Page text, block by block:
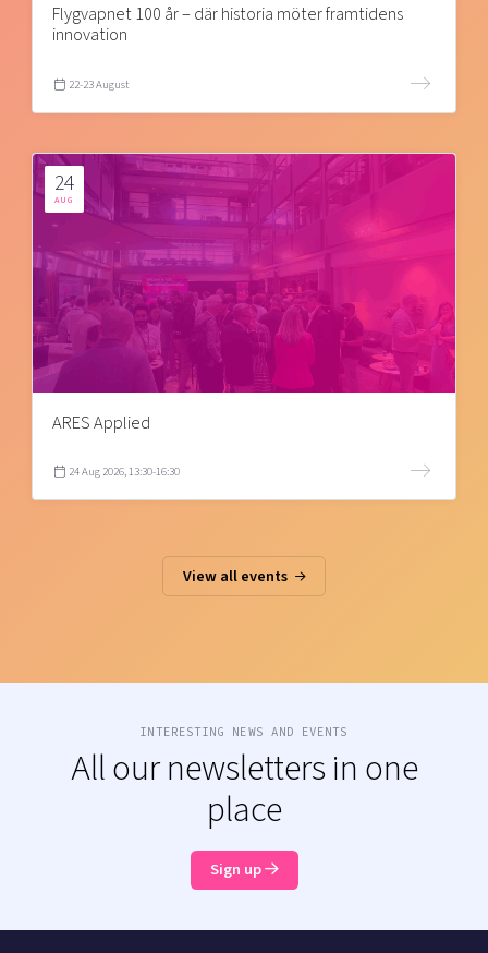
Flygvapnet 100 år – där historia möter framtidens
innovation
22-23 August
24
AUG
ARES Applied
24 Aug 2026, 13:30-16:30
View all events
INTERESTING NEWS AND EVENTS
All our newsletters in one
place
Sign up